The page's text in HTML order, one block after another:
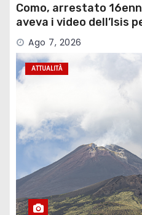
Como, arrestato
aveva i video dell’Isis
Ago 7, 2026
ATTUALITÀ